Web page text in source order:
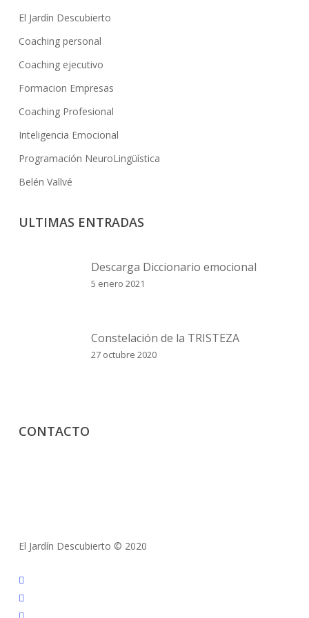
El Jardín Descubierto
Coaching personal
Coaching ejecutivo
Formacion Empresas
Coaching Profesional
Inteligencia Emocional
Programación NeuroLingüística
Belén Vallvé
ULTIMAS ENTRADAS
Descarga Diccionario emocional
5 enero 2021
Constelación de la TRISTEZA
27 octubre 2020
CONTACTO
El Jardín Descubierto © 2020